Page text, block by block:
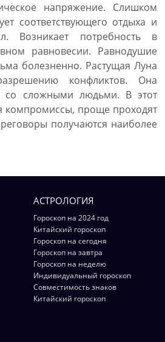
напряжение. Слишком
соответствующего отдыха и
Возникает потребность в
равновесии. Равнодушие
болезненно. Растущая Луна
конфликтов. Она
со сложными людьми. В этот
компромиссы, проще проходят
получаются наиболее
АСТРОЛОГИЯ
Гороскоп на 2024 год
Китайский гороскоп
Гороскоп на сегодня
Гороскоп на завтра
Гороскоп на неделю
Индивидуальный гороскоп
Совместимость знаков
Китайский гороскоп